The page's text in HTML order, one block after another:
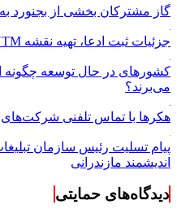
گاز مشترکان بخشی از بجنورد به مدت ۱۴ ساعت
جزئیات ثبت ادعا، تهیه نقشه UTM و ارائه مادر سند اعلام شد
کشورهای در حال توسعه چگونه
می‌برند؟
هکرها با تماس تلفنی
پیام تسلیت رئیس سازمان
اندیشمند مازندرانی
دیدگاه‌های حمایتی